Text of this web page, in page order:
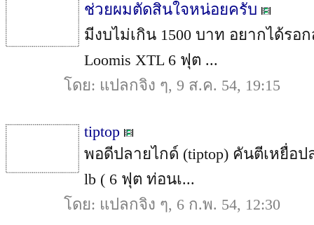
ช่วยผมตัดสินใจหน่อยครับ
มีงบไม่เกิน 1500 บาท อยากได้ร
Loomis XTL 6 ฟุต ...
โดย: แปลกจิง ๆ, 9 ส.ค. 54, 19:15
tiptop
พอดีปลายไกด์ (tiptop) คันตีเหยื่อป
lb ( 6 ฟุต ท่อนเ...
โดย: แปลกจิง ๆ, 6 ก.พ. 54, 12:30